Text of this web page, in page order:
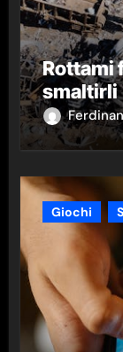
Rottami
smaltirli
Giochi